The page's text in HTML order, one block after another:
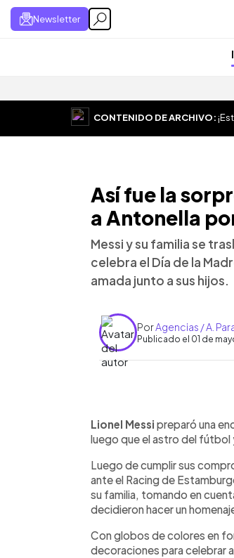
Newsletter
CONTENIDO DE ARCHIVO:
Así fue la
a Antonella
Messi y su familia se
celebra el Día de la
amada junto a sus hijos.
PorAgencias / A.
Publicado el 01 de
Escuchar
Lionel Messi preparó una
luego que el astro del fútbol
Luego de cumplir sus
ante el Racing de
su familia, tomando en
decidieron hacer un
Con globos de colores en
decoraciones para celebrar